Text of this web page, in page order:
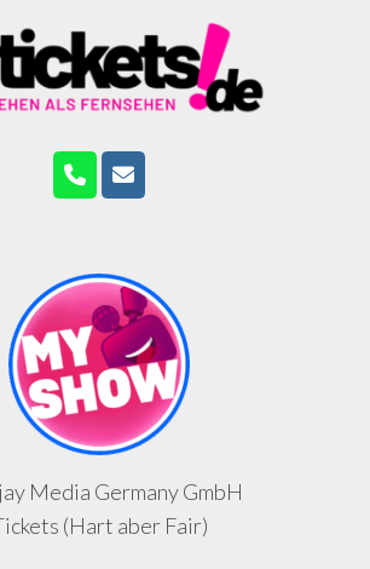
Media Germany GmbH
(Hart aber Fair)